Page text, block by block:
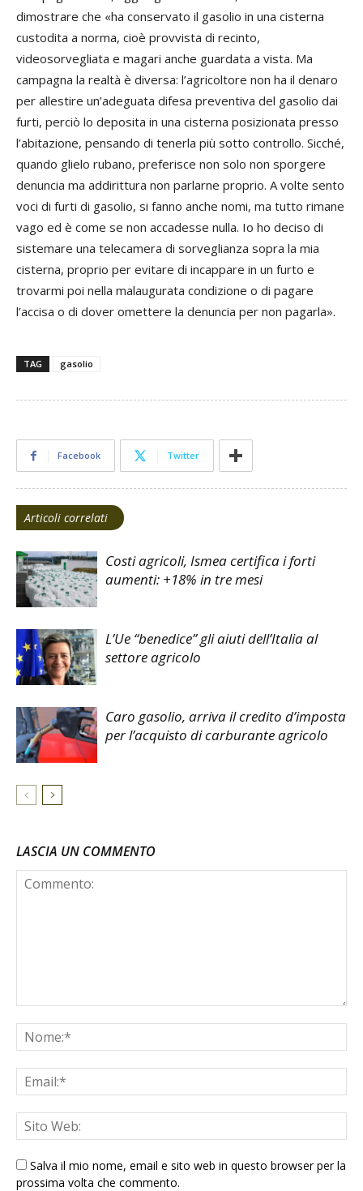
dimostrare che «ha conservato il gasolio in una cisterna
custodita a norma, cioè provvista di recinto,
videosorvegliata e magari anche guardata a vista. Ma
campagna la realtà è diversa: l’agricoltore non ha il denaro
per allestire un’adeguata difesa preventiva del gasolio dai
furti, perciò lo deposita in una cisterna posizionata presso
l’abitazione, pensando di tenerla più sotto controllo. Sicché,
quando glielo rubano, preferisce non solo non sporgere
denuncia ma addirittura non parlarne proprio. A volte sento
voci di furti di gasolio, si fanno anche nomi, ma tutto rimane
vago ed è come se non accadesse nulla. Io ho deciso di
sistemare una telecamera di sorveglianza sopra la mia
cisterna, proprio per evitare di incappare in un furto e
trovarmi poi nella malaugurata condizione o di pagare
l’accisa o di dover omettere la denuncia per non pagarla».
TAG gasolio
Facebook Twitter
Articoli correlati
Costi agricoli, Ismea certifica i forti
aumenti: +18% in tre mesi
L’Ue “benedice” gli aiuti dell’Italia al
settore agricolo
Caro gasolio, arriva il credito d’imposta
per l’acquisto di carburante agricolo
LASCIA UN COMMENTO
Salva il mio nome, email e sito web in questo browser per la
prossima volta che commento.